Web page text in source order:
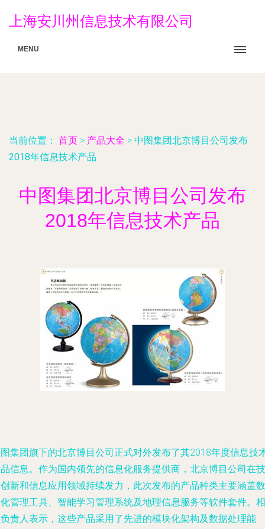
上海安川州信息技术有限公司
MENU
当前位置： 首页 > 产品大全 > 中图集团北京博目公司发布
2018年信息技术产品
中图集团北京博目公司发布
2018年信息技术产品
集团旗下的北京博目公司正式对外发布了其2018年度信息技
信息。作为国内领先的信息化服务提供商，北京博目公司在技
新和信息应用领域持续发力，此次发布的产品种类主要涵盖数
管理工具、智能学习管理系统及地理信息服务等软件套件。相
责人表示，这些产品采用了先进的模块化架构及数据处理能